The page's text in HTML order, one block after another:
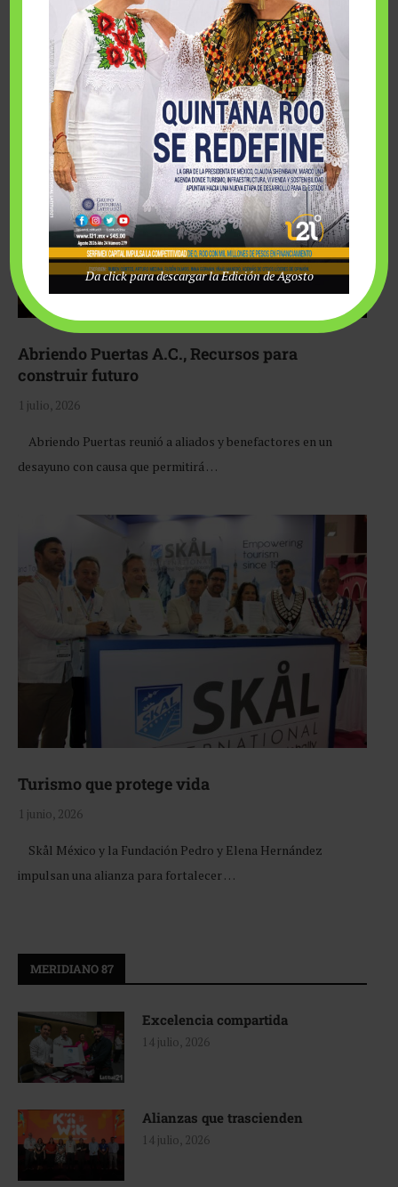
Fairmont Mayakoba y Make-A-Wish México unieron
esfuerzos para hacer realidad el deseo de una …
Abriendo Puertas A.C., Recursos para
construir futuro
1 julio, 2026
Abriendo Puertas reunió a aliados y benefactores en un
desayuno con causa que permitirá …
Turismo que protege vida
1 junio, 2026
Skål México y la Fundación Pedro y Elena Hernández
impulsan una alianza para fortalecer …
MERIDIANO 87
Excelencia compartida
14 julio, 2026
Alianzas que trascienden
14 julio, 2026
Da click para descargar la Edición de Agosto